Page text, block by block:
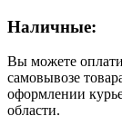
Наличные:
Вы можете
самовывозе
оформлении
области.